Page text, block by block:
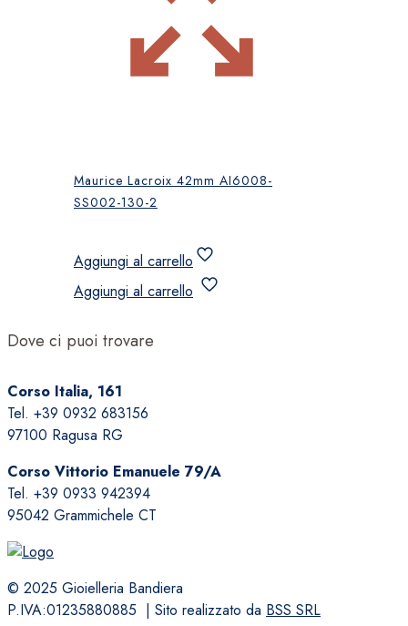
Maurice Lacroix 42mm AI6008-
SS002-130-2
Aggiungi al carrello
Aggiungi al carrello
Dove ci puoi trovare
Corso Italia, 161
Tel. +39 0932 683156
97100 Ragusa RG
Corso Vittorio Emanuele 79/A
Tel. +39 0933 942394
95042 Grammichele CT
© 2025 Gioielleria Bandiera
P.IVA:01235880885 | Sito realizzato da BSS SRL